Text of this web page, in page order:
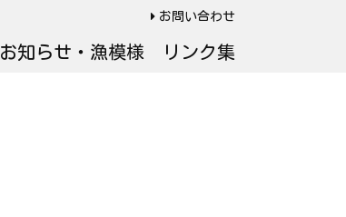
お問い合わせ
お知らせ・漁模様 リンク集